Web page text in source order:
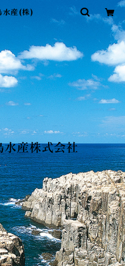
水産(株)